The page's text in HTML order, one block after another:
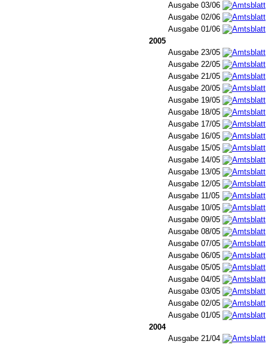
Ausgabe 03/06
Ausgabe 02/06
Ausgabe 01/06
2005
Ausgabe 23/05
Ausgabe 22/05
Ausgabe 21/05
Ausgabe 20/05
Ausgabe 19/05
Ausgabe 18/05
Ausgabe 17/05
Ausgabe 16/05
Ausgabe 15/05
Ausgabe 14/05
Ausgabe 13/05
Ausgabe 12/05
Ausgabe 11/05
Ausgabe 10/05
Ausgabe 09/05
Ausgabe 08/05
Ausgabe 07/05
Ausgabe 06/05
Ausgabe 05/05
Ausgabe 04/05
Ausgabe 03/05
Ausgabe 02/05
Ausgabe 01/05
2004
Ausgabe 21/04